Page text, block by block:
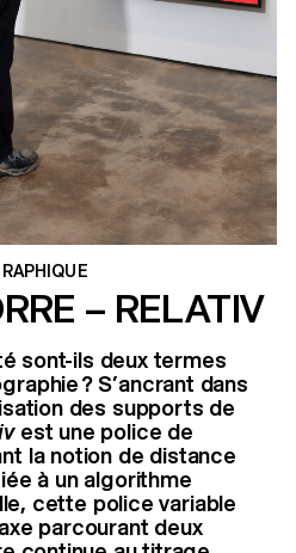
– RELATIV
sont-ils deux termes
? S’ancrant dans
des supports de
est une police de
la notion de distance
à un algorithme
cette police variable
parcourant deux